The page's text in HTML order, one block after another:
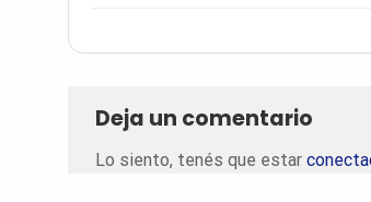
Deja un comentario
Lo siento, tenés que estar